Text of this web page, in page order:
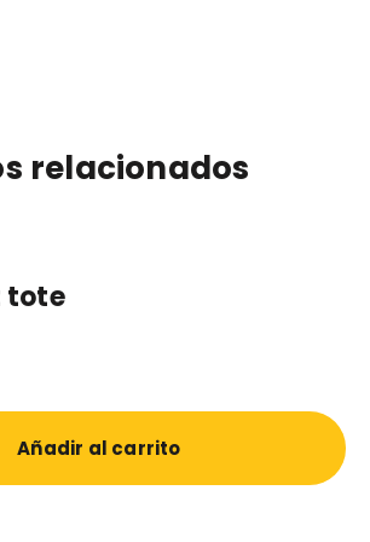
relacionados
tote
Añadir al carrito